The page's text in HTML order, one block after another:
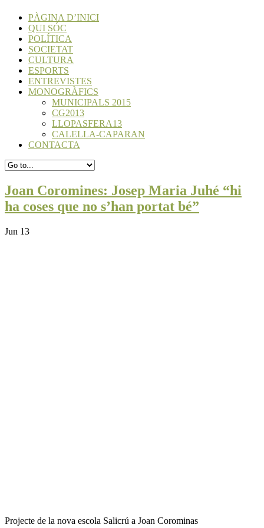
PÀGINA D’INICI
QUI SÓC
POLÍTICA
SOCIETAT
CULTURA
ESPORTS
ENTREVISTES
MONOGRÀFICS
MUNICIPALS 2015
CG2013
LLOPASFERA13
CALELLA-CAPARAN
CONTACTA
Joan Coromines: Josep Maria Juhé “hi
ha coses que no s’han portat bé”
Jun 13
Projecte de la nova escola Salicrú a Joan Corominas